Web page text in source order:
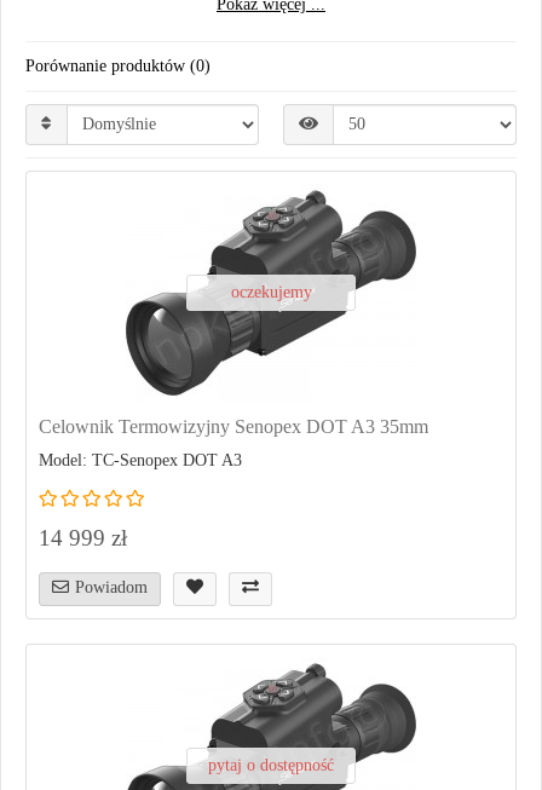
Pokaż więcej ...
Porównanie produktów (0)
oczekujemy
Celownik Termowizyjny Senopex DOT A3 35mm
Model: TC-Senopex DOT A3
14 999 zł
Powiadom
pytaj o dostępność